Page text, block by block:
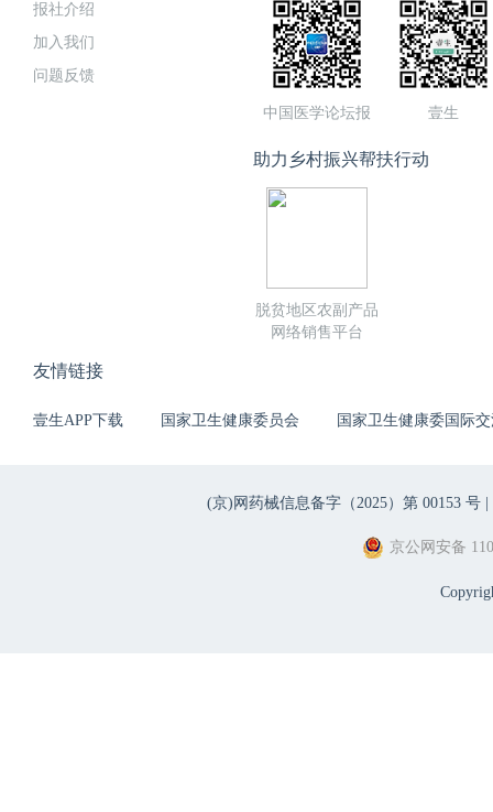
报社介绍
加入我们
问题反馈
中国医学论坛报 壹生
助力乡村振兴帮扶行动
脱贫地区农副产品
网络销售平台
友情链接
壹生APP下载 国家卫生健康委员会 国家卫生健康委国际
(京)网药械信息备字（2025）第 00153 号 |
京公网安备